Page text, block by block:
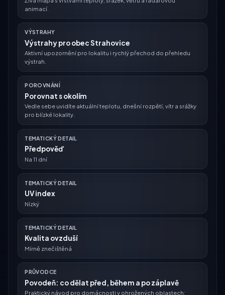
animací.
VÝSTRAHY
Výstrahy pro obec Strahovice
Aktivní upozornění pro lokalitu i rychlý přechod do přehledu
výstrah.
POROVNÁNÍ
Porovnat s okolím
Vedle sebe uvidíte aktuální teplotu, dnešní rozpětí, vítr a srážky
pro blízké lokality.
TEMATICKÝ DETAIL
Předpověď
Na 11 dní
TEMATICKÝ DETAIL
UV index
Nízký
TEMATICKÝ DETAIL
Kvalita ovzduší
Mírně znečištěná
PRŮVODCE
Povodeň: co dělat před, během a po záplavě
Praktický návod pro domácnosti v ohrožených oblastech: